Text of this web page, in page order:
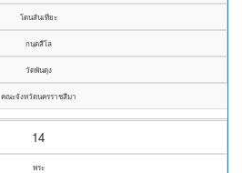
โดนสันเทียะ
กนฺตสีโล
วัดพันดุง
คณะจังหวัดนครราชสีมา
14
พระ